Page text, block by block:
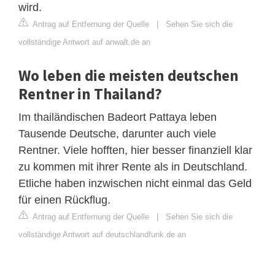
wird.
Antrag auf Entfernung der Quelle | Sehen Sie sich die
vollständige Antwort auf anwalt.de an
Wo leben die meisten deutschen
Rentner in Thailand?
Im thailändischen Badeort Pattaya leben
Tausende Deutsche, darunter auch viele
Rentner. Viele hofften, hier besser finanziell klar
zu kommen mit ihrer Rente als in Deutschland.
Etliche haben inzwischen nicht einmal das Geld
für einen Rückflug.
Antrag auf Entfernung der Quelle | Sehen Sie sich die
vollständige Antwort auf deutschlandfunk.de an